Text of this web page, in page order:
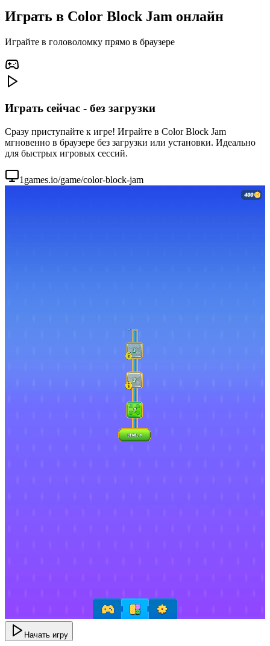
Играть в Color Block Jam онлайн
Играйте в головоломку прямо в браузере
Играть сейчас - без загрузки
Сразу приступайте к игре! Играйте в Color Block Jam
мгновенно в браузере без загрузки или установки. Идеально
для быстрых игровых сессий.
1games.io/game/color-block-jam
Начать игру